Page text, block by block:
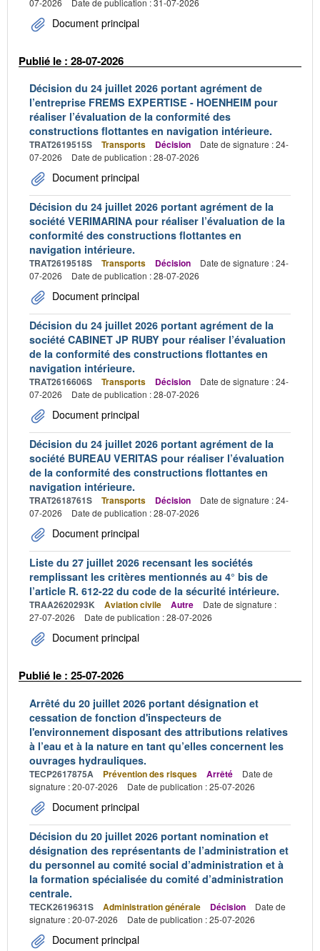
Document principal
Publié le : 28-07-2026
Décision du 24 juillet 2026 portant agrément de
l’entreprise FREMS EXPERTISE - HOENHEIM pour
réaliser l’évaluation de la conformité des
constructions flottantes en navigation intérieure.
TRAT2619515S Transports Décision
Date de signature : 24-
07-2026
Date de publication : 28-07-2026
Document principal
Décision du 24 juillet 2026 portant agrément de la
société VERIMARINA pour réaliser l’évaluation de la
conformité des constructions flottantes en
navigation intérieure.
TRAT2619518S Transports Décision
Date de signature : 24-
07-2026
Date de publication : 28-07-2026
Document principal
Décision du 24 juillet 2026 portant agrément de la
société CABINET JP RUBY pour réaliser l’évaluation
de la conformité des constructions flottantes en
navigation intérieure.
TRAT2616606S Transports Décision
Date de signature : 24-
07-2026
Date de publication : 28-07-2026
Document principal
Décision du 24 juillet 2026 portant agrément de la
société BUREAU VERITAS pour réaliser l’évaluation
de la conformité des constructions flottantes en
navigation intérieure.
TRAT2618761S Transports Décision
Date de signature : 24-
07-2026
Date de publication : 28-07-2026
Document principal
Liste du 27 juillet 2026 recensant les sociétés
remplissant les critères mentionnés au 4° bis de
l’article R. 612-22 du code de la sécurité intérieure.
TRAA2620293K Aviation civile Autre
Date de signature :
27-07-2026
Date de publication : 28-07-2026
Document principal
Publié le : 25-07-2026
Arrêté du 20 juillet 2026 portant désignation et
cessation de fonction d'inspecteurs de
l'environnement disposant des attributions relatives
à l’eau et à la nature en tant qu’elles concernent les
ouvrages hydrauliques.
TECP2617875A Prévention des risques Arrêté
Date de
signature : 20-07-2026
Date de publication : 25-07-2026
Document principal
Décision du 20 juillet 2026 portant nomination et
désignation des représentants de l’administration et
du personnel au comité social d’administration et à
la formation spécialisée du comité d’administration
centrale.
TECK2619631S Administration générale Décision
Date de
signature : 20-07-2026
Date de publication : 25-07-2026
Document principal